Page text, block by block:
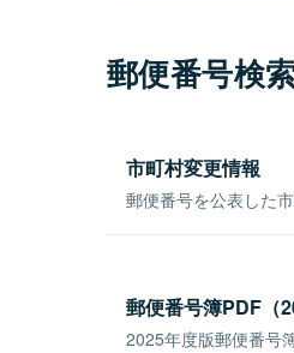
郵便番号検
市町村変更情報
郵便番号を公表した
郵便番号簿PDF（
2025年度版郵便番号